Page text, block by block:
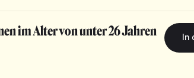
im Alter von unter 26 Jahren